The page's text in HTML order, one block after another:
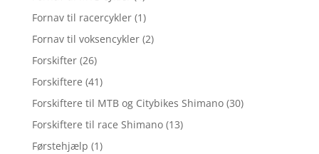
Fornav til racercykler (1)
Fornav til voksencykler (2)
Forskifter (26)
Forskiftere (41)
Forskiftere til MTB og Citybikes Shimano (30)
Forskiftere til race Shimano (13)
Førstehjælp (1)